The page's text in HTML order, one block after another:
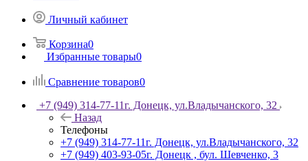
Личный кабинет
Корзина0
Избранные товары0
Сравнение товаров0
+7 (949) 314-77-11г. Донецк, ул.Владычанского, 32
Назад
Телефоны
+7 (949) 314-77-11г. Донецк, ул.Владычанского, 32
+7 (949) 403-93-05г. Донецк , бул. Шевченко, 3